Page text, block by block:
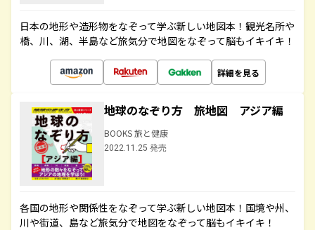
日本の地形や造形物をなぞって学ぶ新しい地図本！観光名所や
橋、川、湖、半島など旅気分で地図をなぞって脳もイキイキ！
詳細を見る
地球のなぞり方 旅地図 アジア編
BOOKS 旅と健康
2022.11.25 発売
各国の地形や関係性をなぞって学ぶ新しい地図本！国境や州、
川や街道、島など旅気分で地図をなぞって脳もイキイキ！